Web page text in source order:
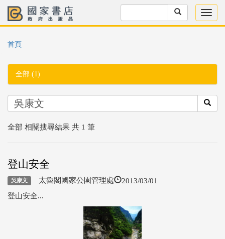
首頁
全部 (1)
全部 相關搜尋結果 共 1 筆
登山安全
吳康文 太魯閣國家公園管理處 2013/03/01
登山安全...